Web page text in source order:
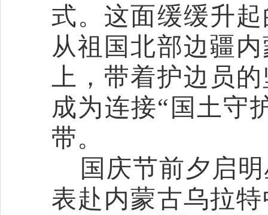
式。这面缓缓升
从祖国北部边疆
上，带着护边员
成为连接“国土守
带。
国庆节前夕 启
表赴内蒙古乌拉